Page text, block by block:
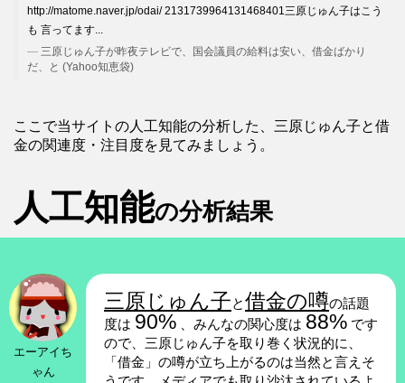
http://matome.naver.jp/odai/ 2131739964131468401三原じゅん子はこう
も 言ってます...
三原じゅん子が昨夜テレビで、国会議員の給料は安い、借金ばかり
だ、と (Yahoo知恵袋)
ここで当サイトの人工知能の分析した、三原じゅん子と借
金の関連度・注目度を見てみましょう。
人工知能の分析結果
エーアイち
ゃん
三原じゅん子と借金の噂の話題
度は 90% 、みんなの関心度は 88% です
ので、三原じゅん子を取り巻く状況的に、
「借金」の噂が立ち上がるのは当然と言えそ